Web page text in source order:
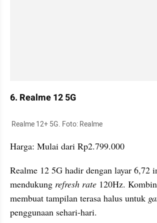
6. Realme 12 5G
Realme 12+ 5G. Foto: Realme
Harga: Mulai dari Rp2.799.000
Realme 12 5G hadir dengan layar 6,72
mendukung refresh rate 120Hz.
membuat tampilan terasa halus untuk
penggunaan sehari-hari.